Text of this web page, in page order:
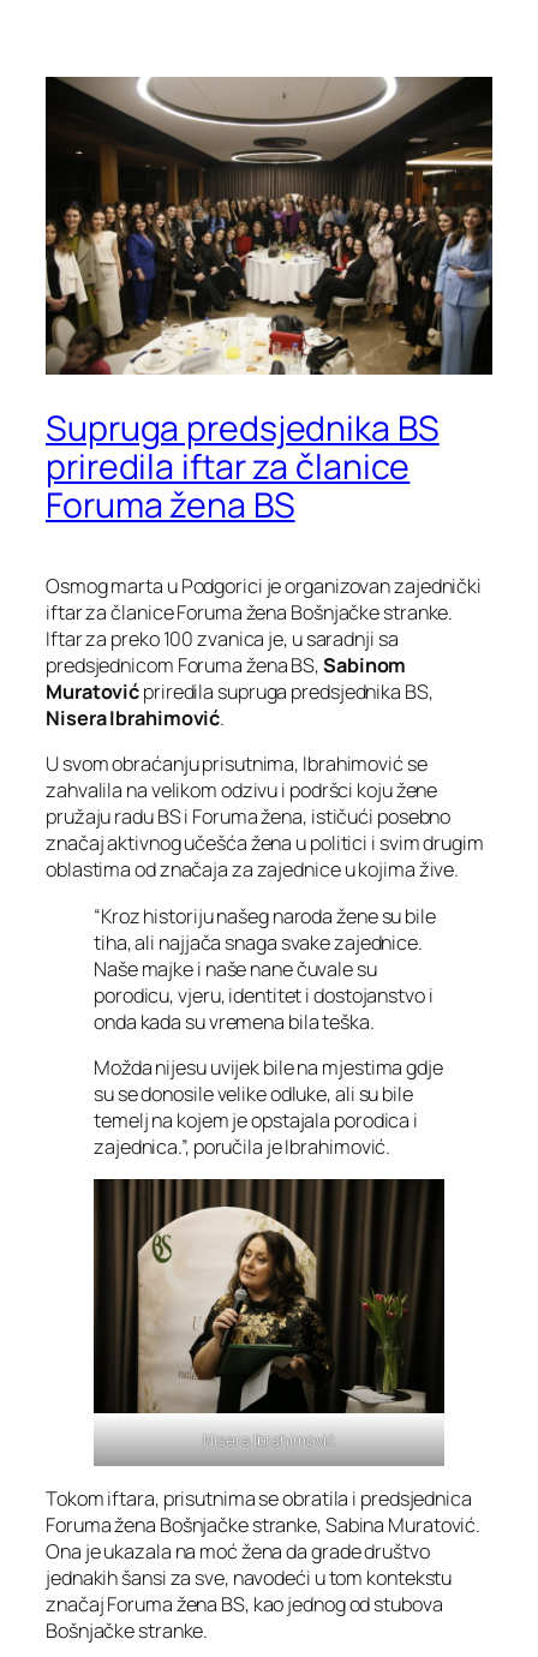
Supruga predsjednika BS
priredila iftar za članice
Foruma žena BS
Osmog marta u Podgorici je organizovan zajednički
iftar za članice Foruma žena Bošnjačke stranke.
Iftar za preko 100 zvanica je, u saradnji sa
predsjednicom Foruma žena BS,Sabinom
Muratovićpriredila supruga predsjednika BS,
Nisera Ibrahimović.
U svom obraćanju prisutnima, Ibrahimović se
zahvalila na velikom odzivu i podršci koju žene
pružaju radu BS i Foruma žena, ističući posebno
značaj aktivnog učešća žena u politici i svim drugim
oblastima od značaja za zajednice u kojima žive.
“Kroz historiju našeg naroda žene su bile
tiha, ali najjača snaga svake zajednice.
Naše majke i naše nane čuvale su
porodicu, vjeru, identitet i dostojanstvo i
onda kada su vremena bila teška.
Možda nijesu uvijek bile na mjestima gdje
su se donosile velike odluke, ali su bile
temelj na kojem je opstajala porodica i
zajednica.”, poručila je Ibrahimović.
Nisera Ibrahimović
Tokom iftara, prisutnima se obratila i predsjednica
Foruma žena Bošnjačke stranke, Sabina Muratović.
Ona je ukazala na moć žena da grade društvo
jednakih šansi za sve, navodeći u tom kontekstu
značaj Foruma žena BS, kao jednog od stubova
Bošnjačke stranke.